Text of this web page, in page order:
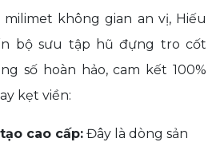
không gian an vị, Hiếu
bộ sưu tập hũ đựng tro cốt
số hoàn hảo, cam kết 100%
kẹt viền:
cao cấp: Đây là dòng sản